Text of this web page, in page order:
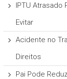
IPTU Atrasado
Evitar
Acidente no
Direitos
Pai Pode